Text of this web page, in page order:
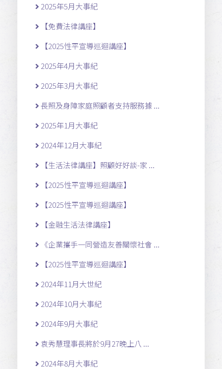
2025年5月大事紀
【免費法律講座】
【2025性平宣導巡迴講座】
2025年4月大事紀
2025年3月大事紀
長照及身障家庭照顧者支持服務據 ...
2025年1月大事紀
2024年12月大事紀
【生活法律講座】照顧好好談-家 ...
【2025性平宣導巡迴講座】
【2025性平宣導巡迴講座】
【金融生活法律講座】
《企業攜手一同營造友善關懷社會 ...
【2025性平宣導巡迴講座】
2024年11月大世紀
2024年10月大事紀
2024年9月大事紀
袁秀慧理事長將於9月27晚上八 ...
2024年8月大事紀